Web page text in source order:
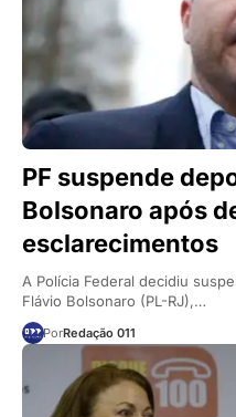
PF suspende
Bolsonaro após
esclarecimentos
A Polícia Federal decidiu
Flávio Bolsonaro (PL-RJ),…
PorRedação 011